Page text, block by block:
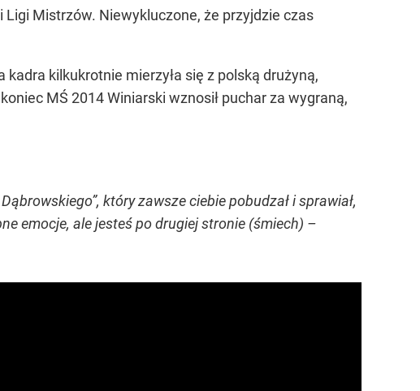
Mistrzów. Niewykluczone, że przyjdzie czas
kilkukrotnie mierzyła się z polską drużyną,
MŚ 2014 Winiarski wznosił puchar za wygraną,
który zawsze ciebie pobudzał i sprawiał,
emocje, ale jesteś po drugiej stronie (śmiech) –